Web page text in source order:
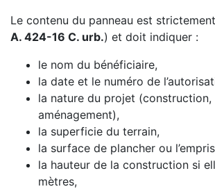
Le contenu du panneau est
A. 424-16 C. urb.) et doit indiquer :
le nom du bénéficiaire,
la date et le numéro de
la nature du projet (construction,
aménagement),
la superficie du terrain,
la surface de plancher ou
la hauteur de la construction si
mètres,